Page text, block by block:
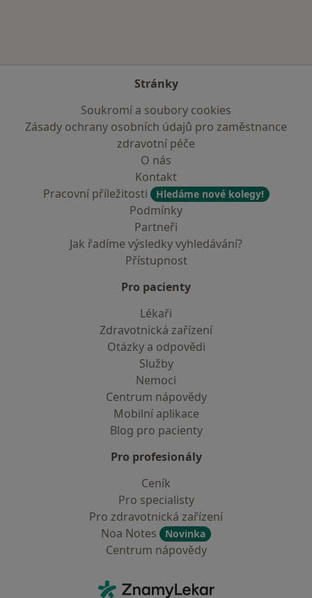
Stránky
Soukromí a soubory cookies
Zásady ochrany osobních údajů pro zaměstnance
zdravotní péče
O nás
Kontakt
Pracovní příležitosti
Hledáme nové kolegy!
Podmínky
Partneři
Jak řadíme výsledky vyhledávání?
Přístupnost
Pro pacienty
Lékaři
Zdravotnická zařízení
Otázky a odpovědi
Služby
Nemoci
Centrum nápovědy
Mobilní aplikace
Blog pro pacienty
Pro profesionály
Ceník
Pro specialisty
Pro zdravotnická zařízení
Noa Notes
Novinka
Centrum nápovědy
ZnamyLekar - Hlavní stránka